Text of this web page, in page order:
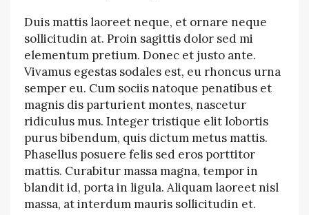
Duis mattis laoreet neque, et ornare neque
sollicitudin at. Proin sagittis dolor sed mi
elementum pretium. Donec et justo ante.
Vivamus egestas sodales est, eu rhoncus urna
semper eu. Cum sociis natoque penatibus et
magnis dis parturient montes, nascetur
ridiculus mus. Integer tristique elit lobortis
purus bibendum, quis dictum metus mattis.
Phasellus posuere felis sed eros porttitor
mattis. Curabitur massa magna, tempor in
blandit id, porta in ligula. Aliquam laoreet nisl
massa, at interdum mauris sollicitudin et.